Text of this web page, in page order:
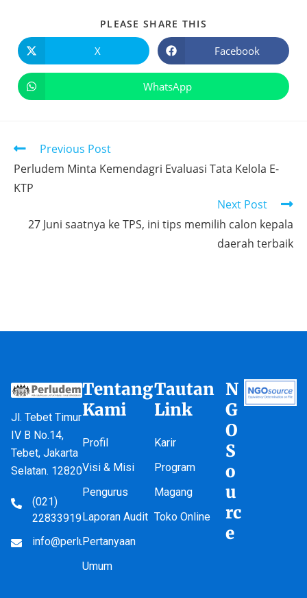
PLEASE SHARE THIS
X Facebook
WhatsApp
Previous Post
Perludem Minta Kemendagri Evaluasi Tata Kelola E-
KTP
Next Post
27 Juni saatnya ke TPS, ini tips memilih calon kepala
daerah terbaik
Jl. Tebet Timur
IV B No.14,
Tebet, Jakarta
Selatan. 12820
(021)
22833919
info@perludem.or.id
Tentang
Kami
Profil
Visi & Misi
Pengurus
Laporan Audit
Pertanyaan
Umum
Tautan
Link
Karir
Program
Magang
Toko Online
N
G
O
S
o
u
rc
e